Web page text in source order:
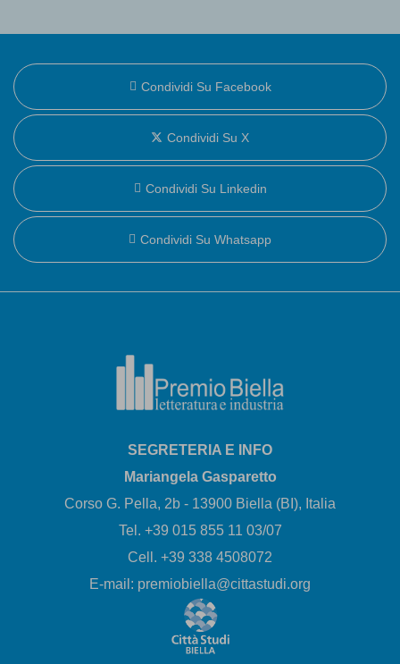
Condividi Su Facebook
Condividi Su X
Condividi Su Linkedin
Condividi Su Whatsapp
SEGRETERIA E INFO
Mariangela Gasparetto
Corso G. Pella, 2b - 13900 Biella (BI), Italia
Tel. +39 015 855 11 03/07
Cell. +39 338 4508072
E-mail: premiobiella@cittastudi.org